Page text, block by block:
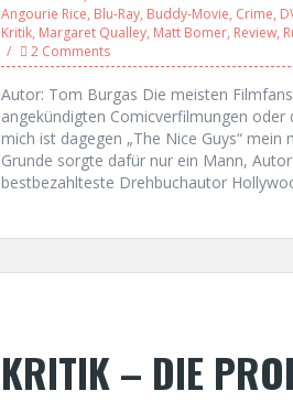
Angourie Rice, Blu-Ray, Buddy-Movie, Crime,
Kritik, Margaret Qualley, Matt Bomer, Review,
2 Comments
Autor: Tom Burgas Die meisten
angekündigten Comicverfilmungen
mich ist dagegen „The Nice Guys“
Grunde sorgte dafür nur ein Mann,
bestbezahlteste Drehbuchautor
KRITIK – DIE